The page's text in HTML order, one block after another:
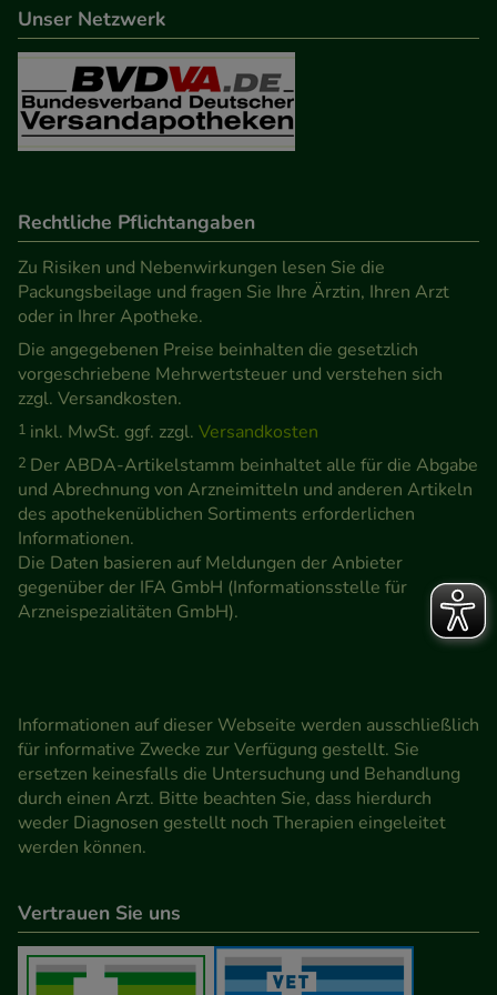
Unser Netzwerk
Rechtliche Pflichtangaben
Zu Risiken und Nebenwirkungen lesen Sie die
Packungsbeilage und fragen Sie Ihre Ärztin, Ihren Arzt
oder in Ihrer Apotheke.
Die angegebenen Preise beinhalten die gesetzlich
vorgeschriebene Mehrwertsteuer und verstehen sich
zzgl. Versandkosten.
1 inkl. MwSt. ggf. zzgl. Versandkosten
2 Der ABDA-Artikelstamm beinhaltet alle für die Abgabe
und Abrechnung von Arzneimitteln und anderen Artikeln
des apothekenüblichen Sortiments erforderlichen
Informationen.
Die Daten basieren auf Meldungen der Anbieter
gegenüber der IFA GmbH (Informationsstelle für
Arzneispezialitäten GmbH).
Informationen auf dieser Webseite werden ausschließlich
für informative Zwecke zur Verfügung gestellt. Sie
ersetzen keinesfalls die Untersuchung und Behandlung
durch einen Arzt. Bitte beachten Sie, dass hierdurch
weder Diagnosen gestellt noch Therapien eingeleitet
werden können.
Vertrauen Sie uns